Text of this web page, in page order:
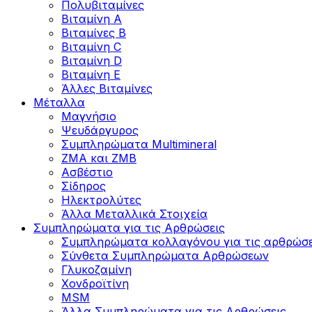
Πολυβιταμίνες
Βιταμίνη Α
Βιταμίνες Β
Βιταμίνη C
Βιταμίνη D
Βιταμίνη Ε
Άλλες Βιταμίνες
Μέταλλα
Μαγνήσιο
Ψευδάργυρος
Συμπληρώματα Multimineral
ZMA και ZMB
Ασβέστιο
Σίδηρος
Ηλεκτρολύτες
Άλλα Mεταλλικά Στοιχεία
Συμπληρώματα για τις Αρθρώσεις
Συμπληρώματα κολλαγόνου για τις
Σύνθετα Συμπληρώματα Αρθρώσεων
Γλυκοζαμίνη
Χονδροϊτίνη
MSM